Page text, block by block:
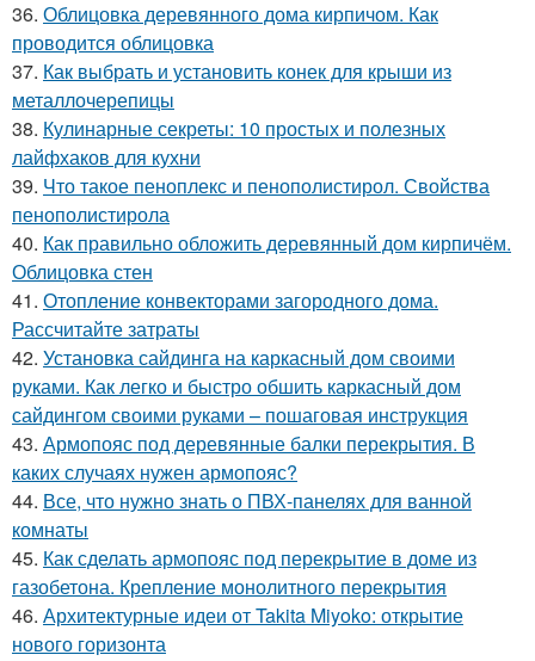
36. Облицовка деревянного дома кирпичом. Как
проводится облицовка
37. Как выбрать и установить конек для крыши из
металлочерепицы
38. Кулинарные секреты: 10 простых и полезных
лайфхаков для кухни
39. Что такое пеноплекс и пенополистирол. Свойства
пенополистирола
40. Как правильно обложить деревянный дом кирпичём.
Облицовка стен
41. Отопление конвекторами загородного дома.
Рассчитайте затраты
42. Установка сайдинга на каркасный дом своими
руками. Как легко и быстро обшить каркасный дом
сайдингом своими руками – пошаговая инструкция
43. Армопояс под деревянные балки перекрытия. В
каких случаях нужен армопояс?
44. Все, что нужно знать о ПВХ-панелях для ванной
комнаты
45. Как сделать армопояс под перекрытие в доме из
газобетона. Крепление монолитного перекрытия
46. Архитектурные идеи от Takita Miyoko: открытие
нового горизонта